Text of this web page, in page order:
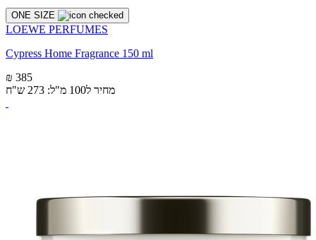
ONE SIZE
LOEWE PERFUMES
Cypress Home Fragrance 150 ml
₪ 385
מחיר ל100 מ"ל: 273 ש"ח